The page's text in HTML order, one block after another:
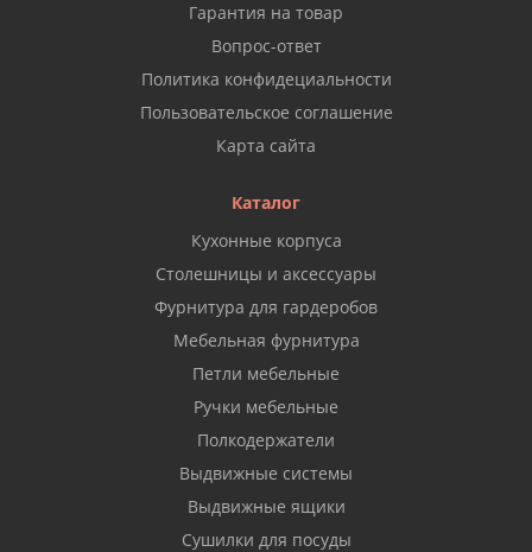
Гарантия на товар
Вопрос-ответ
Политика конфидециальности
Пользовательское соглашение
Карта сайта
Каталог
Кухонные корпуса
Столешницы и аксессуары
Фурнитура для гардеробов
Мебельная фурнитура
Петли мебельные
Ручки мебельные
Полкодержатели
Выдвижные системы
Выдвижные ящики
Сушилки для посуды